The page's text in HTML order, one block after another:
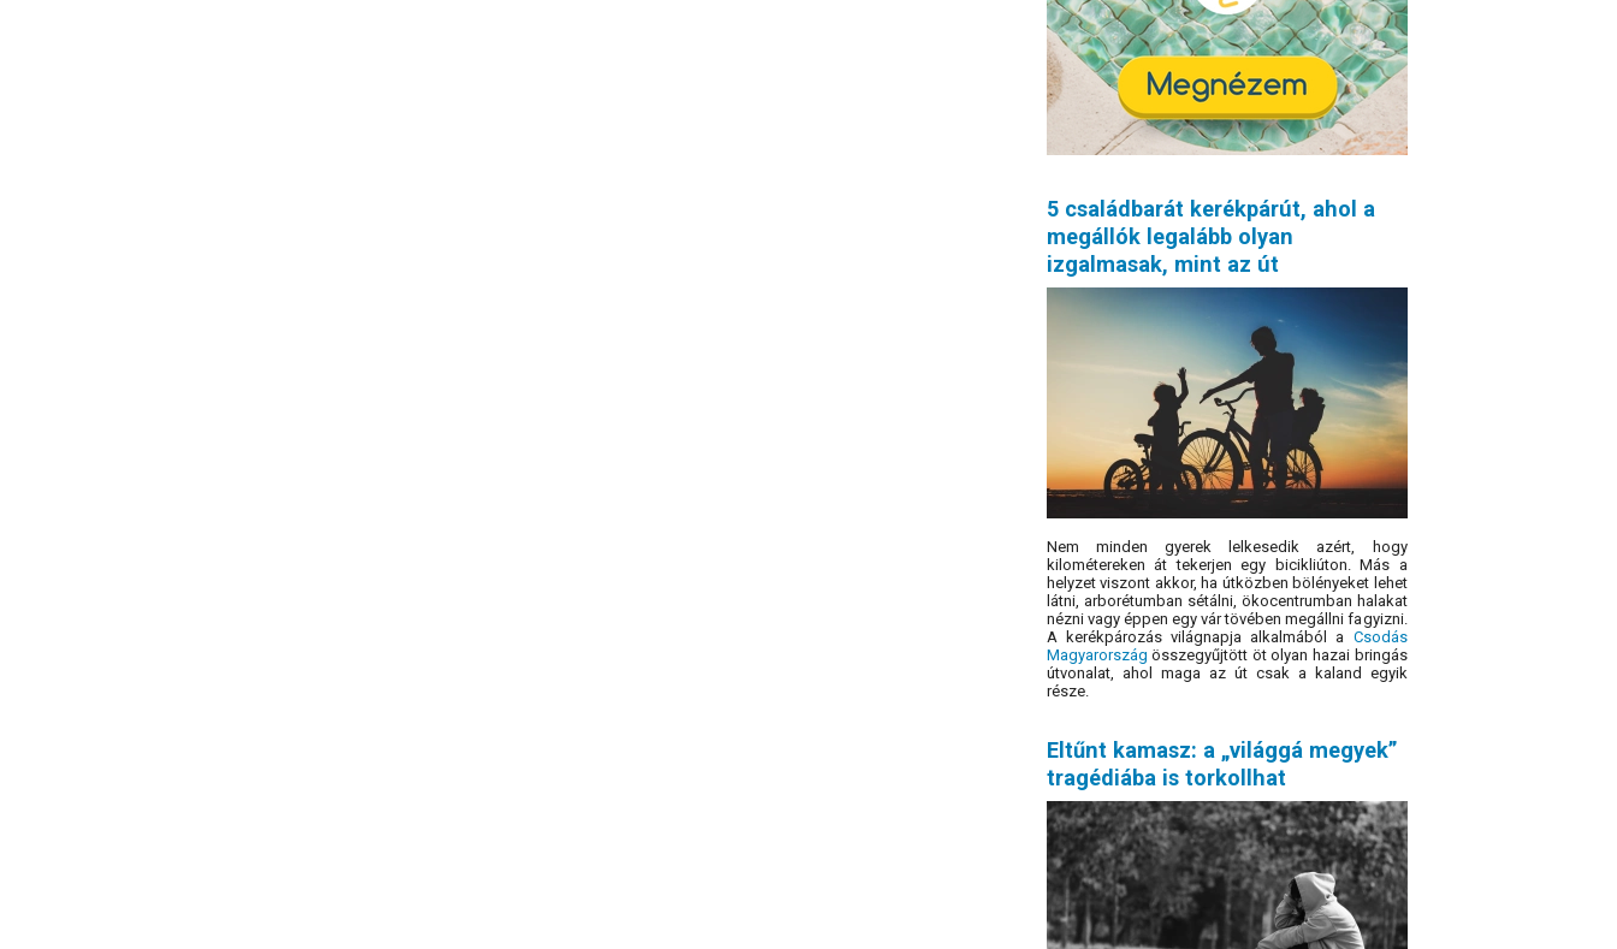
5 családbarát kerékpárút, ahol a
megállók legalább olyan
izgalmasak, mint az út
Nem minden gyerek lelkesedik azért, hogy
kilométereken át tekerjen egy bicikliúton. Más a
helyzet viszont akkor, ha útközben bölényeket lehet
látni, arborétumban sétálni, ökocentrumban halakat
nézni vagy éppen egy vár tövében megállni fagyizni.
A kerékpározás világnapja alkalmából a Csodás
Magyarország összegyűjtött öt olyan hazai bringás
útvonalat, ahol maga az út csak a kaland egyik
része.
Eltűnt kamasz: a „világgá megyek”
tragédiába is torkollhat